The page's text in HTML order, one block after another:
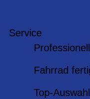
Service
Fahrrad
Top-